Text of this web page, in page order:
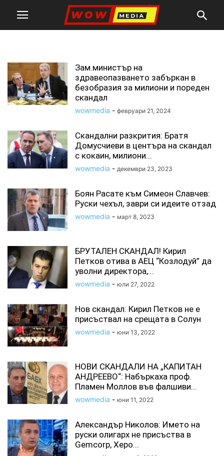
Зам.министър на
здравеопазването забъркан в
безобразия за милиони и пореден
скандал
wowmedia - февруари 21, 2024
Скандални разкрития: Братя
Домусчиеви в центъра на скандал
с кокаин, милиони...
wowmedia - декември 23, 2023
Боян Расате към Симеон Славчев:
Руски чехъл, заври си идеите отзад
wowmedia - март 8, 2023
БРУТАЛЕН СКАНДАЛ! Кирил
Петков отива в АЕЦ “Козлодуй” да
уволни директора,...
wowmedia - юли 27, 2022
Нов скандал: Кирил Петков не е
присъствал на срещата в Солун
wowmedia - юни 13, 2022
НОВИ СКАНДАЛИ НА „КАПИТАН
АНДРЕЕВО“: Набъркаха проф.
Пламен Моллов във фалшиви...
wowmedia - юни 11, 2022
Александър Николов: Името на
руски олигарх не присъства в
Gemcorp, Херо...